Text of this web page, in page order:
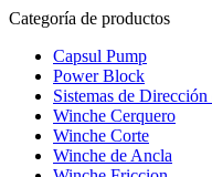
Categoría de productos
Capsul Pump
Power Block
Sistemas de
Winche Cerquero
Winche Corte
Winche de Ancla